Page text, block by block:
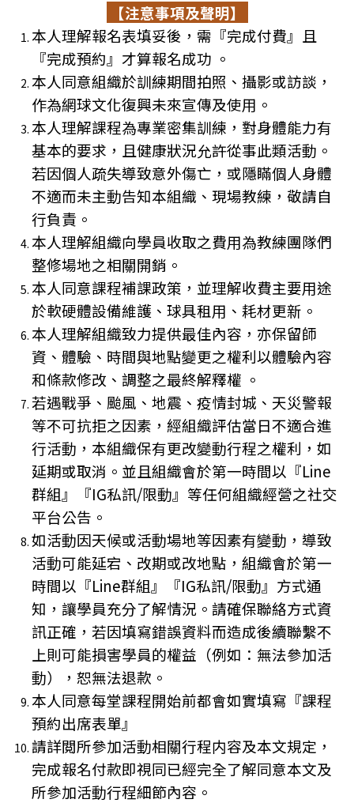
【注意事項及聲明】
本人理解報名表填妥後，需『完成付費』且
『完成預約』才算報名成功 。
本人同意組織於訓練期間拍照、攝影或訪談，
作為網球文化復興未來宣傳及使用。
本人理解課程為專業密集訓練，對身體能力有
基本的要求，且健康狀況允許從事此類活動。
若因個人疏失導致意外傷亡，或隱瞞個人身體
不適而未主動告知本組織、現場教練，敬請自
行負責。
本人理解組織向學員收取之費用為教練團隊們
整修場地之相關開銷。
本人同意課程補課政策，並理解收費主要用途
於軟硬體設備維護、球具租用、耗材更新。
本人理解組織致力提供最佳內容，亦保留師
資、體驗、時間與地點變更之權利以體驗內容
和條款修改、調整之最終解釋權 。
若遇戰爭、颱風、地震、疫情封城、天災警報
等不可抗拒之因素，經組織評估當日不適合進
行活動，本組織保有更改變動行程之權利，如
延期或取消。並且組織會於第一時間以『Line
群組』『IG私訊/限動』等任何組織經營之社交
平台公告。
如活動因天候或活動場地等因素有變動，導致
活動可能延宕、改期或改地點，組織會於第一
時間以『Line群組』『IG私訊/限動』方式通
知，讓學員充分了解情況。請確保聯絡方式資
訊正確，若因填寫錯誤資料而造成後續聯繫不
上則可能損害學員的權益（例如：無法參加活
動），恕無法退款。
本人同意每堂課程開始前都會如實填寫『課程
預約出席表單』
請詳閲所參加活動相關行程内容及本文規定，
完成報名付款即視同已經完全了解同意本文及
所參加活動行程細節內容。